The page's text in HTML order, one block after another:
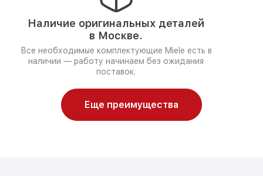
Наличие оригинальных деталей
в Москве.
Все необходимые комплектующие Miele есть в
наличии — работу начинаем без ожидания
поставок.
Еще преимущества